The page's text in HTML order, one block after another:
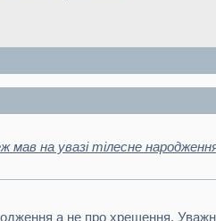
на увазі тілесне
а не про хрещення.